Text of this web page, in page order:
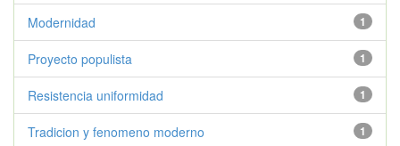
1
Modernidad
1
Proyecto populista
1
Resistencia uniformidad
1
Tradicion y fenomeno moderno